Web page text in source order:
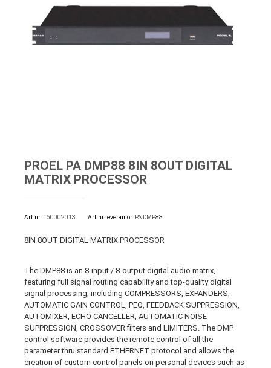
PROEL PA DMP88 8IN 8OUT DIGITAL
MATRIX PROCESSOR
Art.nr 160002013 Art.nr leverantör: PA DMP88
8IN 8OUT DIGITAL MATRIX PROCESSOR
The DMP88 is an 8-input / 8-output digital audio matrix,
featuring full signal routing capability and top-quality digital
signal processing, including COMPRESSORS, EXPANDERS,
AUTOMATIC GAIN CONTROL, PEQ, FEEDBACK SUPPRESSION,
AUTOMIXER, ECHO CANCELLER, AUTOMATIC NOISE
SUPPRESSION, CROSSOVER filters and LIMITERS. The DMP
control software provides the remote control of all the
parameter thru standard ETHERNET protocol and allows the
creation of custom control panels on personal devices such as